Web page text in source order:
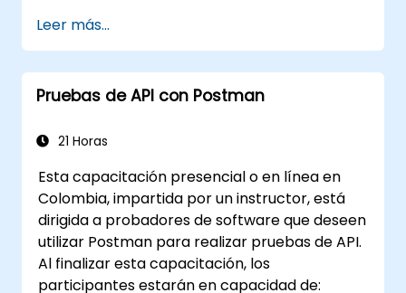
Leer más...
Pruebas de API con Postman
21 Horas
Esta capacitación presencial o en línea en
Colombia, impartida por un instructor, está
dirigida a probadores de software que deseen
utilizar Postman para realizar pruebas de API.
Al finalizar esta capacitación, los
participantes estarán en capacidad de: